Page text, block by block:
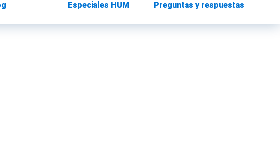
Especiales HUM Preguntas y respuestas